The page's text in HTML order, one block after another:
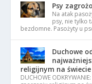
Psy
Na atak
psy, nie tylko
bezdomne. Pasożyty u
Duchowe
religijnym na świecie
DUCHOWE